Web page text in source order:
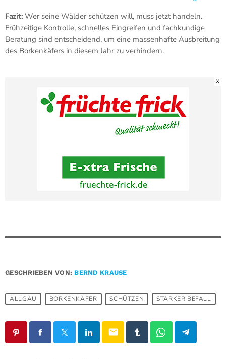
Fazit: Wer seine Wälder schützen will, muss jetzt handeln.
Frühzeitige Kontrolle, schnelles Eingreifen und fachkundige
Beratung sind entscheidend, um eine massenhafte Ausbreitung
des Borkenkäfers in diesem Jahr zu verhindern.
X
GESCHRIEBEN VON: BERND KRAUSE
ALLGÄU BORKENKÄFER SCHÜTZEN STARKER BEFALL
email